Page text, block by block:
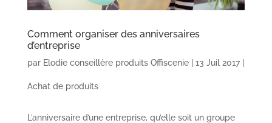
Comment organiser des anniversaires
d’entreprise
par Elodie conseillère produits Offiscenie| 13 Juil 2017|
Achat de produits
L’anniversaire d’une entreprise, qu’elle soit un groupe